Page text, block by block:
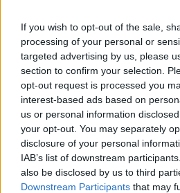
If you wish to opt-out of the sale,
processing of your personal or
targeted advertising by us, please
section to confirm your selection.
opt-out request is processed you
interest-based ads based on
us or personal information
your opt-out. You may separately
disclosure of your personal
IAB’s list of downstream
also be disclosed by us to third
Downstream Participants that may